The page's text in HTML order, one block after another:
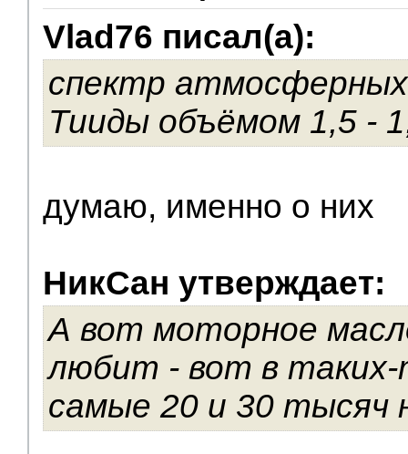
Vlad76 писал(а):
спектр
Тииды объёмом 1,5 -
думаю, именно о них
НикСан утверждает:
А вот моторное
любит - вот в
самые 20 и 30 тысяч
V.I.P.